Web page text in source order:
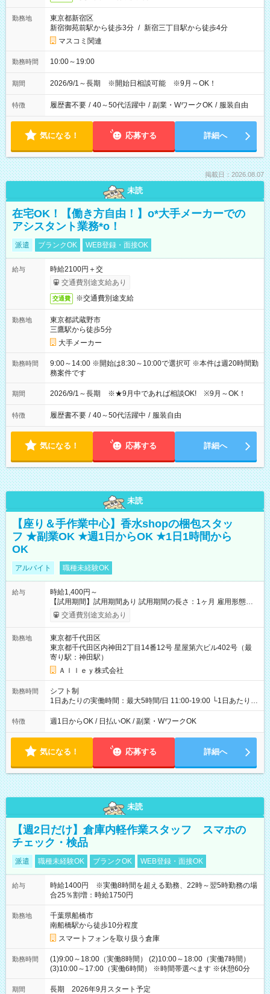
勤務地
東京都新宿区
新宿御苑前駅から徒歩3分 / 新宿三丁目駅から徒歩4分
マスコミ関連
勤務時間 10:00～19:00
期間 2026/9/1～長期 ※開始日相談可能 ※9月～OK！
特徴 履歴書不要 / 40～50代活躍中 / 副業・WワークOK / 服装自由
気になる！ 応募する 詳細へ
掲載日：2026.08.07
未読
在宅OK！【働き方自由！】o*大手メーカーでの
アシスタント業務*o！
派遣 ブランクOK WEB登録・面接OK
給与
時給2100円＋交
交通費別途支給あり
交通費 ※交通費別途支給
勤務地
東京都武蔵野市
三鷹駅から徒歩5分
大手メーカー
勤務時間
9:00～14:00 ※開始は8:30～10:00で選択可 ※本件は週20時間勤
務案件です
期間 2026/9/1～長期 ※★9月中であれば相談OK! ※9月～OK！
特徴 履歴書不要 / 40～50代活躍中 / 服装自由
気になる！ 応募する 詳細へ
未読
【座り＆手作業中心】香水shopの梱包スタッ
フ ★副業OK ★週1日からOK ★1日1時間から
OK
アルバイト 職種未経験OK
給与
時給1,400円～
【試用期間】試用期間あり 試用期間の長さ：1ヶ月 雇用形態、
給与は本採用時と同じです。
交通費別途支給あり
勤務地
東京都千代田区
東京都千代田区内神田2丁目14番12号 星屋第六ビル402号（最
寄り駅：神田駅）
Ａｌｌｅｙ株式会社
勤務時間
シフト制
1日あたりの実働時間：最大5時間/日 11:00-19:00 └1日あたりの
実働時間：1-5時間 └上記の時間帯内であれば、いつでも勤務可
能！ └平日・土曜日の中で、お好きな曜日でご勤務いただけま
18:00 などのように、自由な働き方が可能なお仕事です！
特徴 週1日からOK / 日払いOK / 副業・WワークOK
気になる！ 応募する 詳細へ
未読
【週2日だけ】倉庫内軽作業スタッフ スマホの
チェック・検品
派遣 職種未経験OK ブランクOK WEB登録・面接OK
給与
時給1400円 ※実働8時間を超える勤務、22時～翌5時勤務の場
合25％割増：時給1750円
勤務地
千葉県船橋市
南船橋駅から徒歩10分程度
スマートフォンを取り扱う倉庫
勤務時間
(1)9:00～18:00（実働8時間） (2)10:00～18:00（実働7時間）
(3)10:00～17:00（実働6時間） ※時間帯選べます ※休憩60分
期間 長期 2026年9月スタート予定